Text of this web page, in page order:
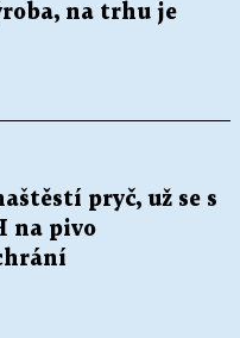
na trhu je
pryč, už se s
na pivo